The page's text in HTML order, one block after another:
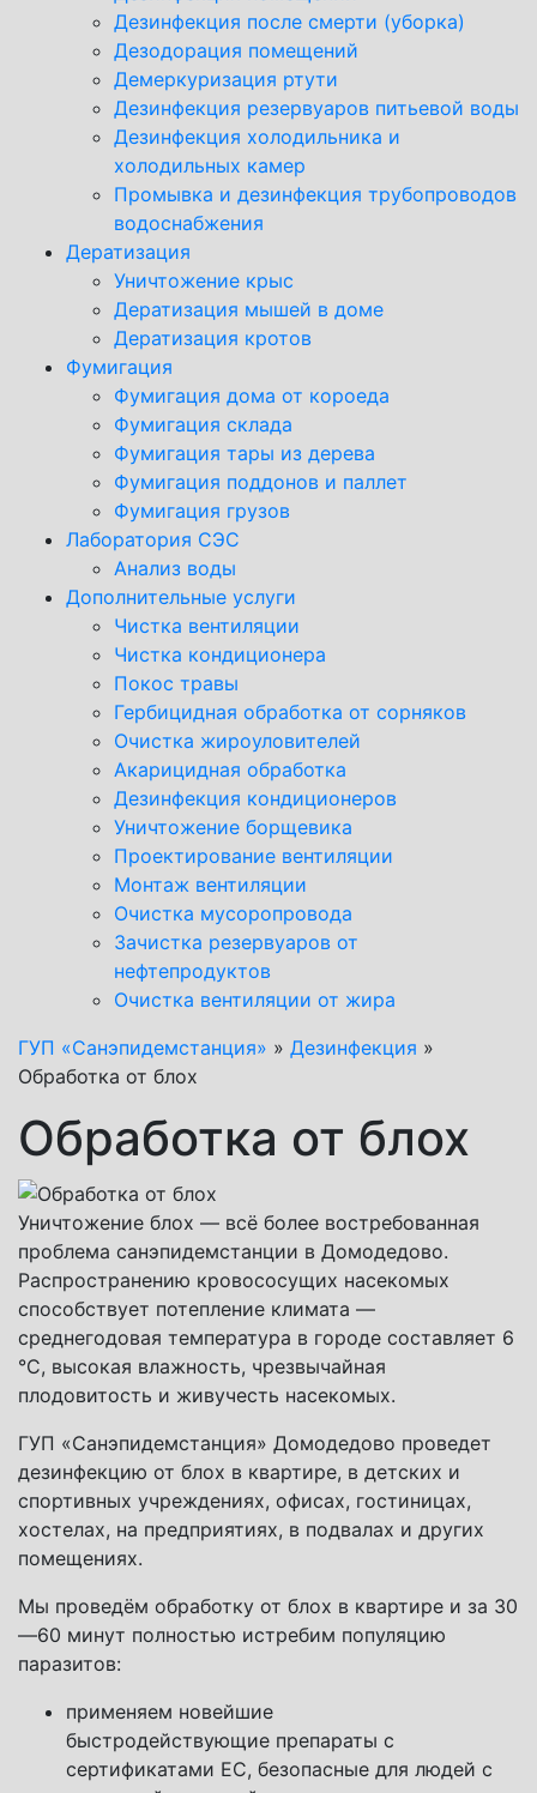
Дезинфекция после смерти (уборка)
Дезодорация помещений
Демеркуризация ртути
Дезинфекция резервуаров питьевой воды
Дезинфекция холодильника и
холодильных камер
Промывка и дезинфекция трубопроводов
водоснабжения
Дератизация
Уничтожение крыс
Дератизация мышей в доме
Дератизация кротов
Фумигация
Фумигация дома от короеда
Фумигация склада
Фумигация тары из дерева
Фумигация поддонов и паллет
Фумигация грузов
Лаборатория СЭС
Анализ воды
Дополнительные услуги
Чистка вентиляции
Чистка кондиционера
Покос травы
Гербицидная обработка от сорняков
Очистка жироуловителей
Акарицидная обработка
Дезинфекция кондиционеров
Уничтожение борщевика
Проектирование вентиляции
Монтаж вентиляции
Очистка мусоропровода
Зачистка резервуаров от
нефтепродуктов
Очистка вентиляции от жира
ГУП «Санэпидемстанция» » Дезинфекция »
Обработка от блох
Обработка от блох
Уничтожение блох — всё более востребованная
проблема санэпидемстанции в Домодедово.
Распространению кровососущих насекомых
способствует потепление климата —
среднегодовая температура в городе составляет 6
°С, высокая влажность, чрезвычайная
плодовитость и живучесть насекомых.
ГУП «Санэпидемстанция» Домодедово проведет
дезинфекцию от блох в квартире, в детских и
спортивных учреждениях, офисах, гостиницах,
хостелах, на предприятиях, в подвалах и других
помещениях.
Мы проведём обработку от блох в квартире и за 30
—60 минут полностью истребим популяцию
паразитов:
применяем новейшие
быстродействующие препараты с
сертификатами ЕС, безопасные для людей с